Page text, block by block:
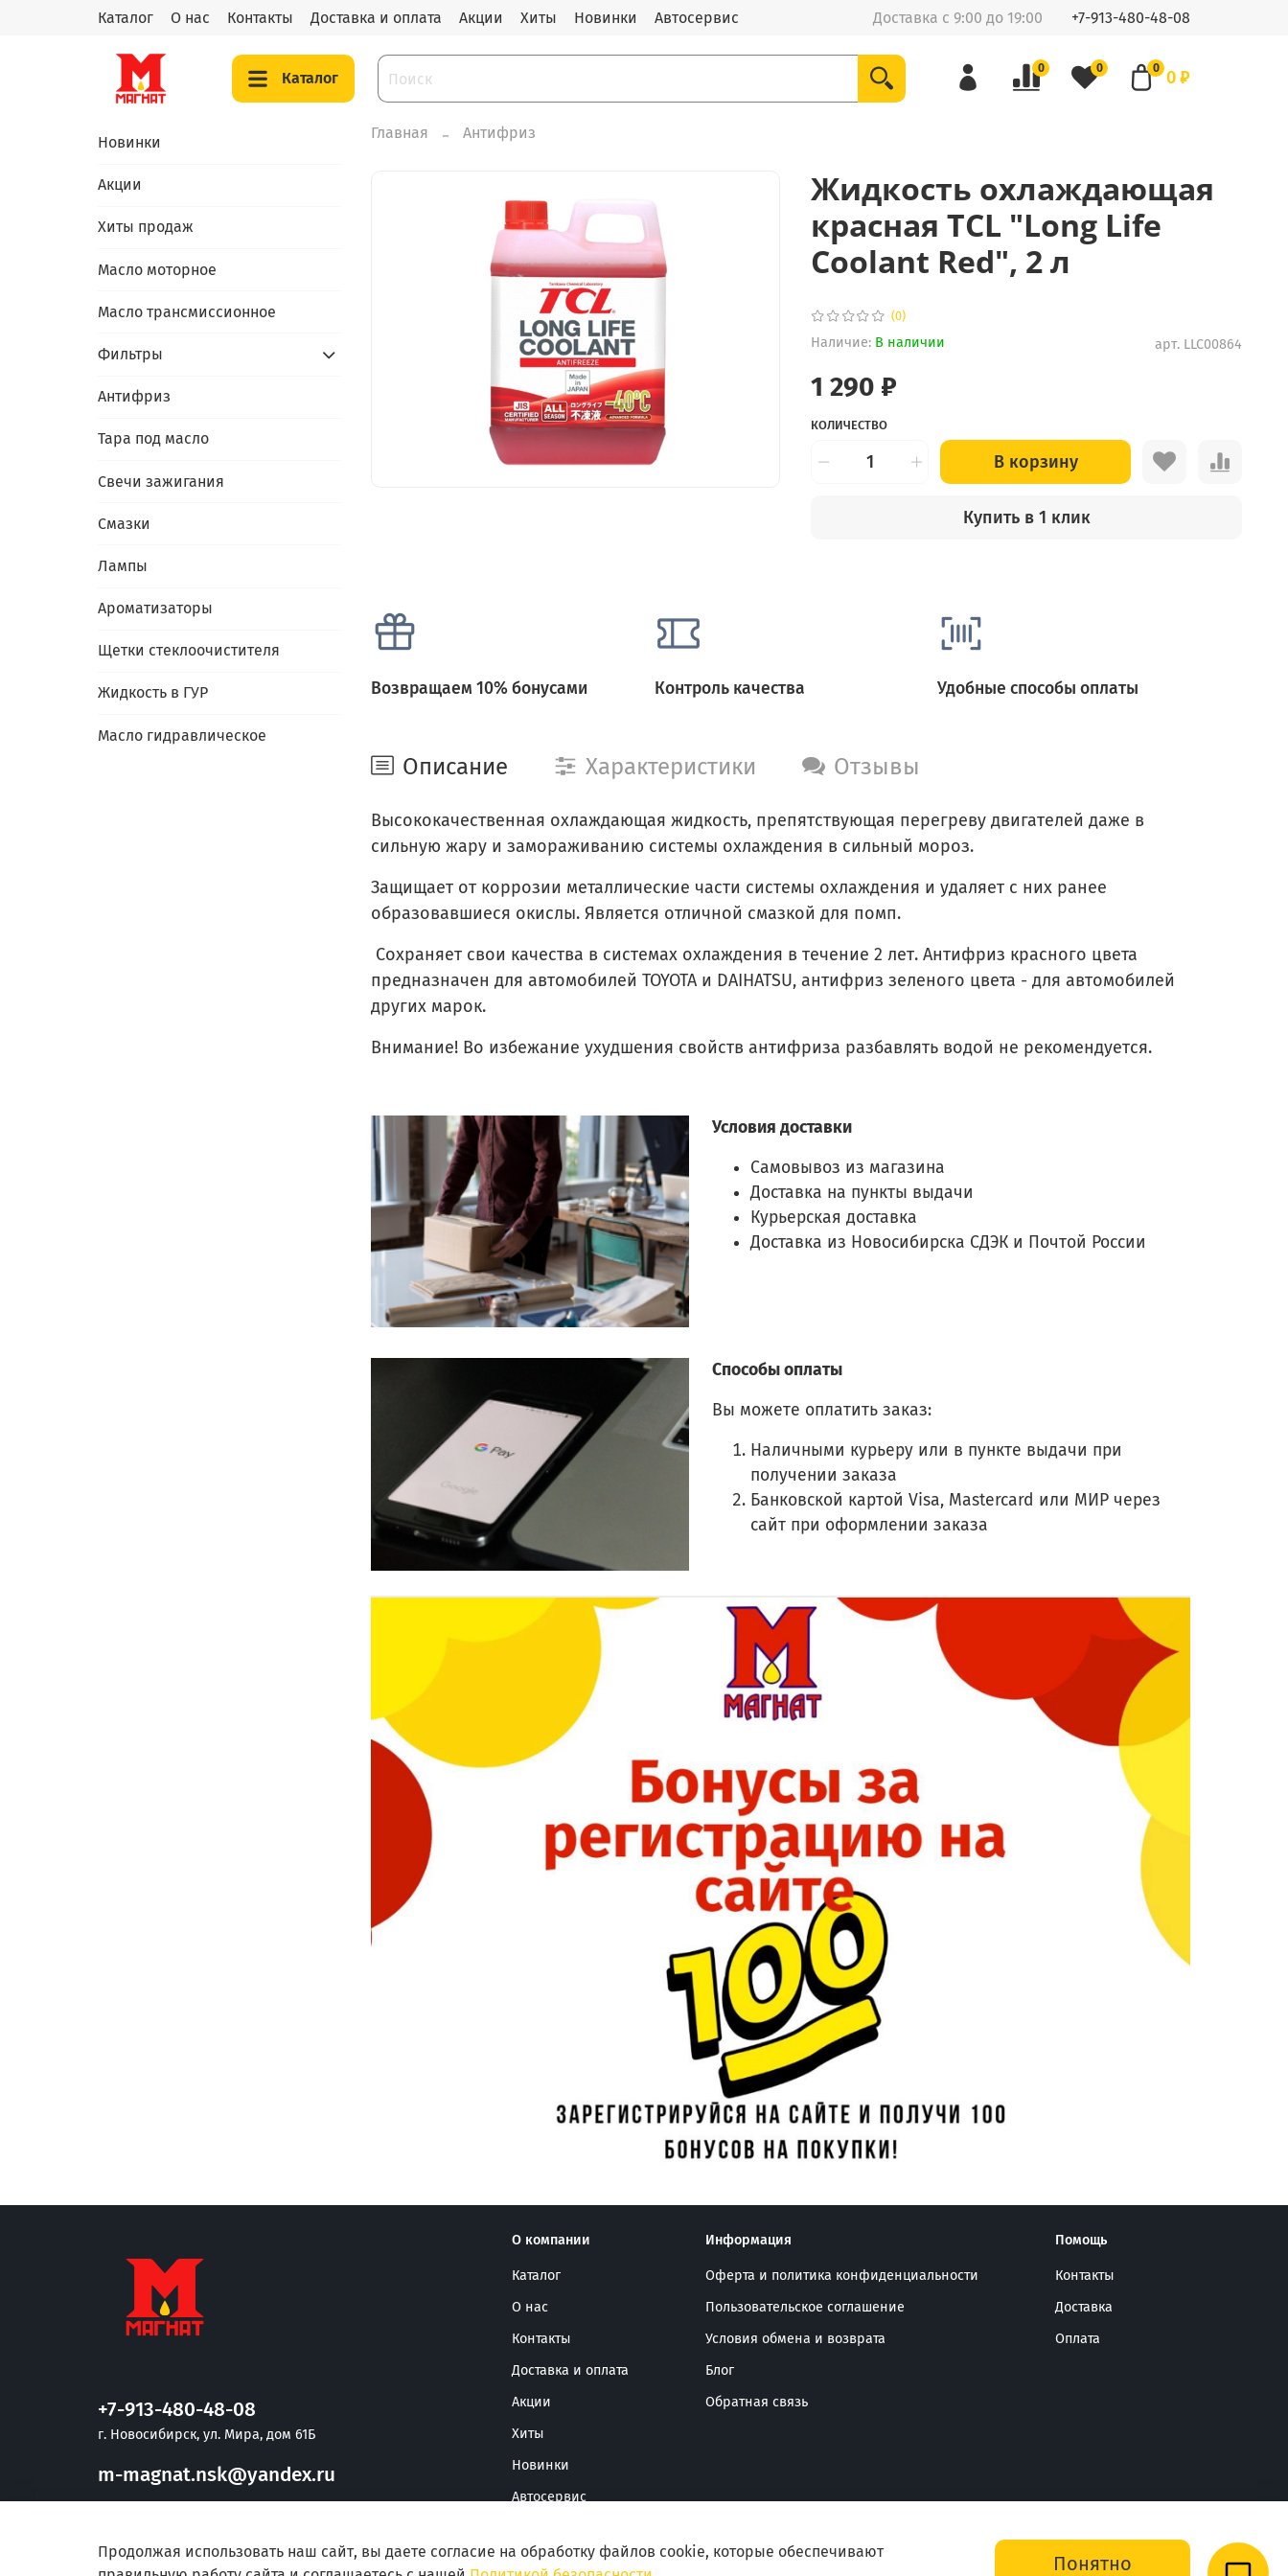
Каталог О нас Контакты Доставка и оплата Акции Хиты Новинки Автосервис Доставка с 9:00 до 19:00 +7-913-480-48-08
Каталог
0 0 0 0 ₽
Главная Антифриз
(0)
арт. LLC00864
Наличие: В наличии
Жидкость охлаждающая
красная TCL "Long Life
Coolant Red", 2 л
1 290 ₽
КОЛИЧЕСТВО
В корзину
Купить в 1 клик
Возвращаем 10% бонусами Контроль качества Удобные способы оплаты
Описание Характеристики Отзывы
Высококачественная охлаждающая жидкость, препятствующая перегреву двигателей даже в
сильную жару и замораживанию системы охлаждения в сильный мороз.
Защищает от коррозии металлические части системы охлаждения и удаляет с них ранее
образовавшиеся окислы. Является отличной смазкой для помп.
Сохраняет свои качества в системах охлаждения в течение 2 лет. Антифриз красного цвета
предназначен для автомобилей TOYOTA и DAIHATSU, антифриз зеленого цвета - для автомобилей
других марок.
Внимание! Во избежание ухудшения свойств антифриза разбавлять водой не рекомендуется.
Условия доставки
Самовывоз из магазина
Доставка на пункты выдачи
Курьерская доставка
Доставка из Новосибирска СДЭК и Почтой России
Способы оплаты
Вы можете оплатить заказ:
Наличными курьеру или в пункте выдачи при
получении заказа
Банковской картой Visa, Mastercard или МИР через
сайт при оформлении заказа
Новинки
Акции
Хиты продаж
Масло моторное
Масло трансмиссионное
Фильтры
Антифриз
Тара под масло
Свечи зажигания
Смазки
Лампы
Ароматизаторы
Щетки стеклоочистителя
Жидкость в ГУР
Масло гидравлическое
О компании
Каталог
О нас
Контакты
Доставка и оплата
Акции
Хиты
Новинки
Автосервис
Информация
Оферта и политика конфиденциальности
Пользовательское соглашение
Условия обмена и возврата
Блог
Обратная связь
Помощь
Контакты
Доставка
Оплата
+7-913-480-48-08
г. Новосибирск, ул. Мира, дом 61Б
m-magnat.nsk@yandex.ru
Продолжая использовать наш сайт, вы даете согласие на обработку файлов cookie, которые обеспечивают
Понятно